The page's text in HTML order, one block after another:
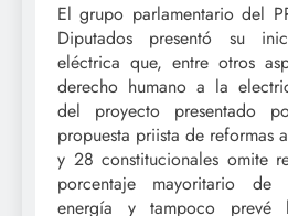
El grupo parlamentario del
Diputados presentó su
eléctrica que, entre otros
derecho humano a la
del proyecto presentado
propuesta priista de reformas
y 28 constitucionales omite
porcentaje mayoritario
energía y tampoco prevé